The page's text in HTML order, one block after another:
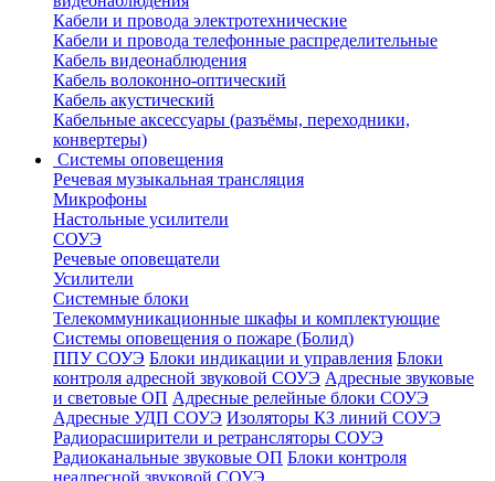
Кабели и провода электротехнические
Кабели и провода телефонные распределительные
Кабель видеонаблюдения
Кабель волоконно-оптический
Кабель акустический
Кабельные аксессуары (разъёмы, переходники,
конвертеры)
Системы оповещения
Речевая музыкальная трансляция
Микрофоны
Настольные усилители
СОУЭ
Речевые оповещатели
Усилители
Системные блоки
Телекоммуникационные шкафы и комплектующие
Системы оповещения о пожаре (Болид)
ППУ СОУЭ Блоки индикации и управления Блоки
контроля адресной звуковой СОУЭ Адресные звуковые
и световые ОП Адресные релейные блоки СОУЭ
Адресные УДП СОУЭ Изоляторы КЗ линий СОУЭ
Радиорасширители и ретрансляторы СОУЭ
Радиоканальные звуковые ОП Блоки контроля
неадресной звуковой СОУЭ